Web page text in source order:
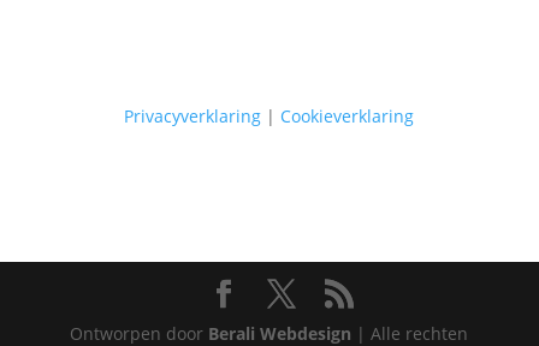
Privacyverklaring | Cookieverklaring
Ontworpen door Berali Webdesign | Alle rechten